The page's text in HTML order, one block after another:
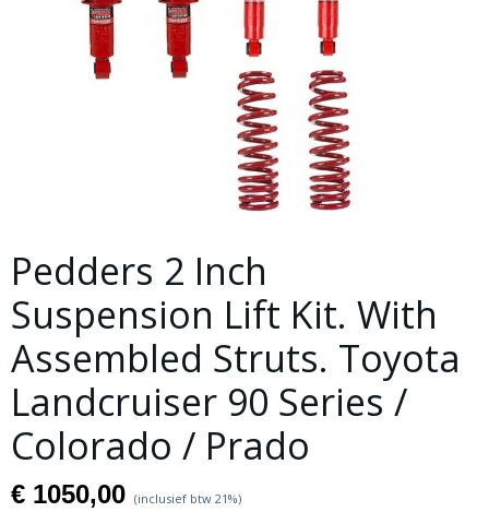
Pedders 2 Inch
Suspension Lift Kit. With
Assembled Struts. Toyota
Landcruiser 90 Series /
Colorado / Prado
€ 1050,00 (inclusief btw 21%)